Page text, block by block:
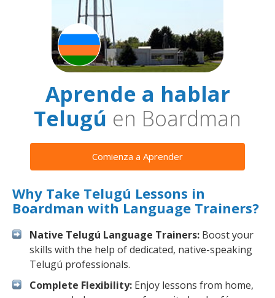
Aprende a hablar
Telugú en Boardman
Comienza a Aprender
Why Take Telugú Lessons in
Boardman with Language Trainers?
Native Telugú Language Trainers: Boost your
skills with the help of dedicated, native-speaking
Telugú professionals.
Complete Flexibility: Enjoy lessons from home,